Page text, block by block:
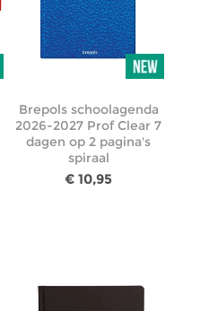
Brepols schoolagenda
2026-2027 Prof Clear 7
dagen op 2 pagina's
spiraal
€ 10,95